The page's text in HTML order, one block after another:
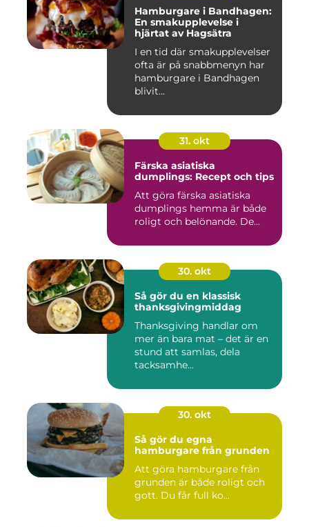
Hamburgare i Bandhagen:
En smakupplevelse i
hjärtat av Hagsätra
I en tid där smakupplevelser
ofta är på snabbmenyn har
hamburgare i Bandhagen
blivit...
31. okt
Färska asiatiska
dumplings: Recept och tips
Att göra färska asiatiska
dumplings hemma är både
roligt och belönande. De...
30. okt
Så gör du en klassisk
thanksgivingmiddag
Thanksgiving handlar om
mer än bara mat – det är en
stund att samlas, dela
tacksamhe...
30. okt
Så gör du egna
hamburgare från grunden
Att göra hamburgare från
grunden är både roligt och
gott. Du får full ko...